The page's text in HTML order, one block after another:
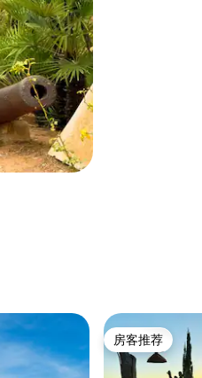
房客推荐
房客推荐